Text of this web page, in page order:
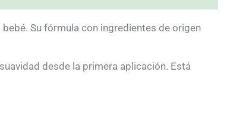
Su fórmula con ingredientes de origen
desde la primera aplicación. Está